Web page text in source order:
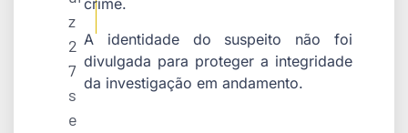
z
2
7
s
e
crime.
A identidade do suspeito não foi
divulgada para proteger a integridade
da investigação em andamento.